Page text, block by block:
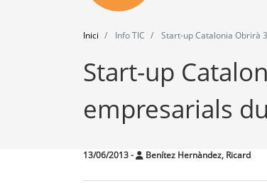
Inici Info TIC Start-up Catalonia Obrirà
Start-up
empresarials
13/06/2013- Benítez Hernàndez, Ricard